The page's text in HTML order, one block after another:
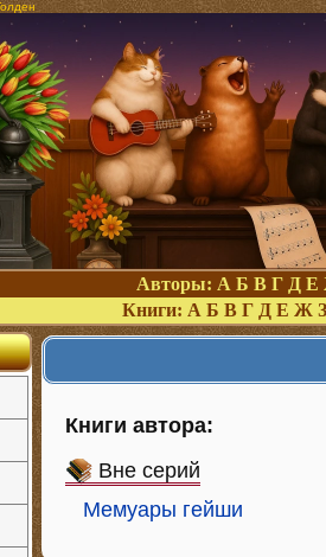
Авторы: А Б В Г Д Е
Книги: А Б В Г Д Е Ж З
Книги автора:
Вне серий
Мемуары гейши